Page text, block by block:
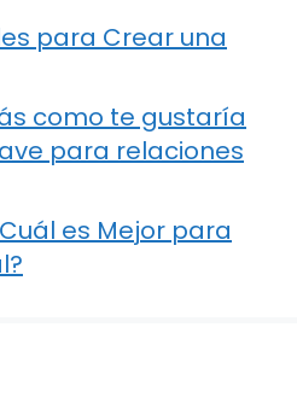
para Crear una
como te gustaría
para relaciones
es Mejor para